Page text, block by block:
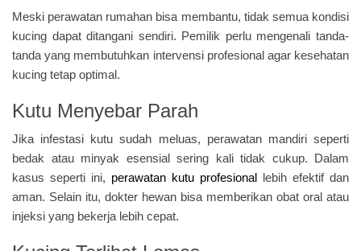
Meski perawatan rumahan bisa membantu, tidak semua kondisi
kucing dapat ditangani sendiri. Pemilik perlu mengenali tanda-
tanda yang membutuhkan intervensi profesional agar kesehatan
kucing tetap optimal.
Kutu Menyebar Parah
Jika infestasi kutu sudah meluas, perawatan mandiri seperti
bedak atau minyak esensial sering kali tidak cukup. Dalam
kasus seperti ini, perawatan kutu profesional lebih efektif dan
aman. Selain itu, dokter hewan bisa memberikan obat oral atau
injeksi yang bekerja lebih cepat.